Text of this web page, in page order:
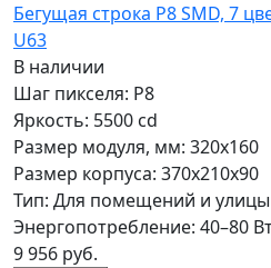
Бегущая строка Р8 SMD, 7
U63
В наличии
Шаг пикселя: P8
Яркость: 5500 cd
Размер модуля, мм: 320x160
Размер корпуса: 370x210x90
Тип: Для помещений и улицы
Энергопотребление: 40–80
9 956 руб.